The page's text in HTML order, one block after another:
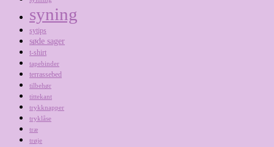
syning
sytips
søde sager
t-shirt
tapebinder
terrassebed
tilbehør
tittekant
trykknapper
tryklåse
træ
trøje